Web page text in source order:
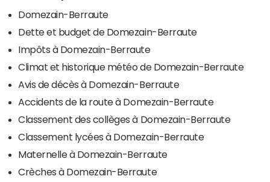
Domezain-Berraute
Dette et budget de Domezain-Berraute
Impôts à Domezain-Berraute
Climat et historique météo de Domezain-Berraute
Avis de décès à Domezain-Berraute
Accidents de la route à Domezain-Berraute
Classement des collèges à Domezain-Berraute
Classement lycées à Domezain-Berraute
Maternelle à Domezain-Berraute
Crèches à Domezain-Berraute